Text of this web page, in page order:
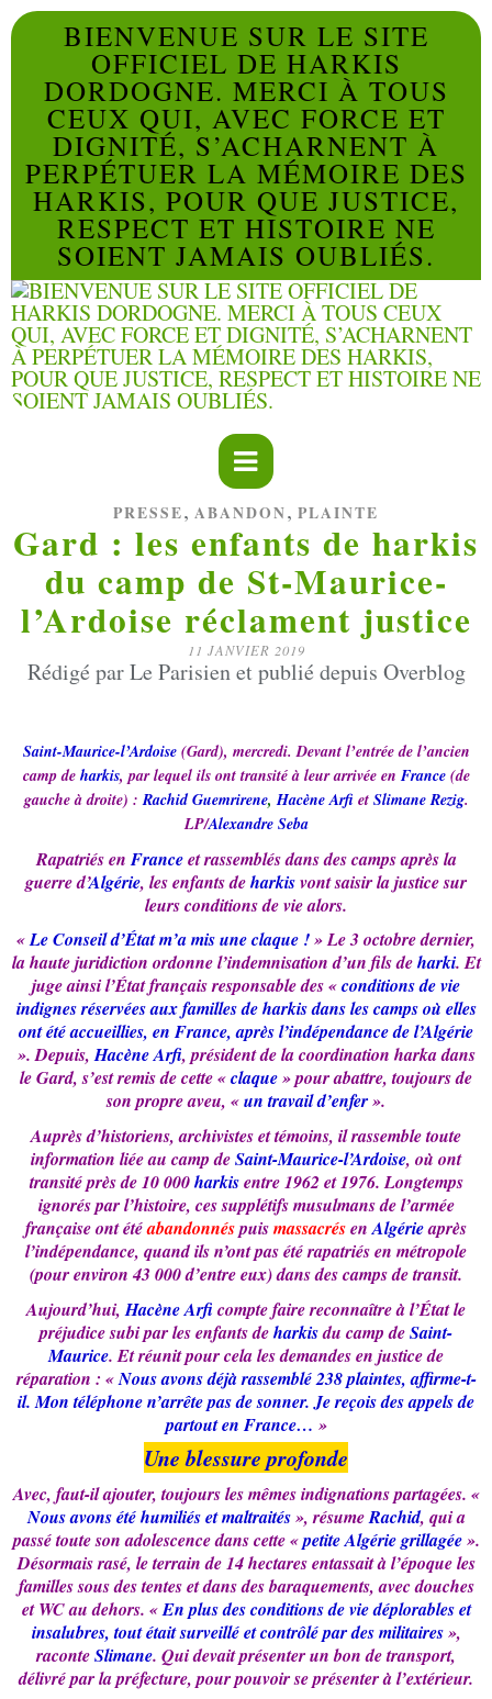
BIENVENUE SUR LE SITE
OFFICIEL DE HARKIS
DORDOGNE. MERCI À TOUS
CEUX QUI, AVEC FORCE ET
DIGNITÉ, S’ACHARNENT À
PERPÉTUER LA MÉMOIRE DES
HARKIS, POUR QUE JUSTICE,
RESPECT ET HISTOIRE NE
SOIENT JAMAIS OUBLIÉS.
PRESSE, ABANDON, PLAINTE
Gard : les enfants de harkis
du camp de St-Maurice-
l’Ardoise réclament justice
11 JANVIER 2019
Rédigé par Le Parisien et publié depuis Overblog
Saint-Maurice-l’Ardoise(Gard), mercredi. Devant l’entrée de l’ancien
camp de harkis, par lequel ils ont transité à leur arrivée en France(de
gauche à droite) :Rachid Guemrirene,Hacène Arfi et Slimane Rezig.
LP/Alexandre Seba
Rapatriés enFranceet rassemblés dans des camps après la
guerre d’Algérie, les enfants deharkisvont saisir la justice sur
leurs conditions de vie alors.
«Le Conseil d’État m’a mis une claque !» Le 3 octobre dernier,
la haute juridiction ordonne l’indemnisation d’un fils deharki. Et
juge ainsi l’État français responsable des «conditions de vie
indignes réservées aux familles de harkis dans les camps où elles
ont été accueillies, en France, après l’indépendance de l’Algérie
». Depuis,Hacène Arfi, président de la coordination harka dans
le Gard, s’est remis de cette «claque» pour abattre, toujours de
son propre aveu, «un travail d’enfer».
Auprès d’historiens, archivistes et témoins, il rassemble toute
information liée au camp deSaint-Maurice-l’Ardoise, où ont
transité près de 10 000harkisentre 1962 et 1976. Longtemps
ignorés par l’histoire, ces supplétifs musulmans de l’armée
française ont étéabandonnéspuismassacrésenAlgérieaprès
l’indépendance, quand ils n’ont pas été rapatriés en métropole
(pour environ 43 000 d’entre eux) dans des camps de transit.
Aujourd’hui,Hacène Arfi compte faire reconnaître à l’État le
préjudice subi par les enfants deharkisdu camp deSaint-
Maurice. Et réunit pour cela les demandes en justice de
réparation : «Nous avons déjà rassemblé 238 plaintes, affirme-t-
il. Mon téléphone n’arrête pas de sonner. Je reçois des appels de
partout en France… »
Une blessure profonde
Avec, faut-il ajouter, toujours les mêmes indignations partagées. «
Nous avons été humiliés et maltraités», résumeRachid, qui a
passé toute son adolescence dans cette «petite Algérie grillagée».
Désormais rasé, le terrain de 14 hectares entassait à l’époque les
familles sous des tentes et dans des baraquements, avec douches
et WC au dehors. «En plus des conditions de vie déplorables et
insalubres, tout était surveillé et contrôlé par des militaires»,
raconteSlimane. Qui devait présenter un bon de transport,
délivré par la préfecture, pour pouvoir se présenter à l’extérieur.